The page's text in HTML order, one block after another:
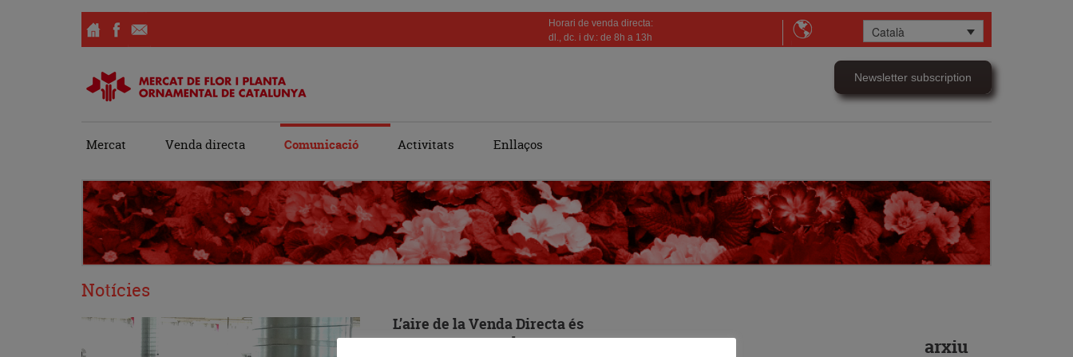
Horari de venda directa:
dl., dc. i dv.: de 8h a 13h
Català
Newsletter subscription
to
Mercat Venda directa Comunicació Activitats Enllaços
Notícies
L’aire de la Venda Directa és
segur: engeguem la
arxiu